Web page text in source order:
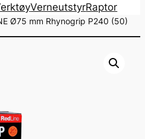
VerneutstyrRaptor
Ø75 mm Rhynogrip P240 (50)